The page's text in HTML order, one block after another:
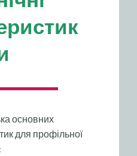
основних
для профільної